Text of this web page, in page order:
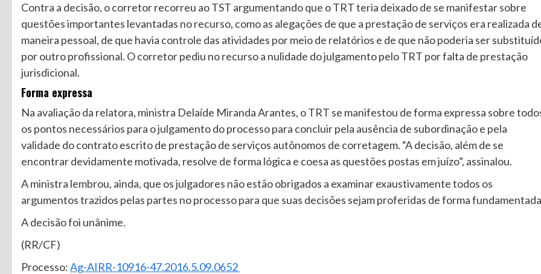
Contra a decisão, o corretor recorreu ao TST argumentando que o TRT teria deixado de se manifestar sobre
questões importantes levantadas no recurso, como as alegações de que a prestação de serviços era realizada
maneira pessoal, de que havia controle das atividades por meio de relatórios e de que não poderia ser
por outro profissional. O corretor pediu no recurso a nulidade do julgamento pelo TRT por falta de prestação
jurisdicional.
Forma expressa
Na avaliação da relatora, ministra Delaíde Miranda Arantes, o TRT se manifestou de forma expressa sobre
os pontos necessários para o julgamento do processo para concluir pela ausência de subordinação e pela
validade do contrato escrito de prestação de serviços autônomos de corretagem. “A decisão, além de se
encontrar devidamente motivada, resolve de forma lógica e coesa as questões postas em juízo”, assinalou.
A ministra lembrou, ainda, que os julgadores não estão obrigados a examinar exaustivamente todos os
argumentos trazidos pelas partes no processo para que suas decisões sejam proferidas de forma
A decisão foi unânime.
(RR/CF)
Processo:Ag-AIRR-10916-47.2016.5.09.0652